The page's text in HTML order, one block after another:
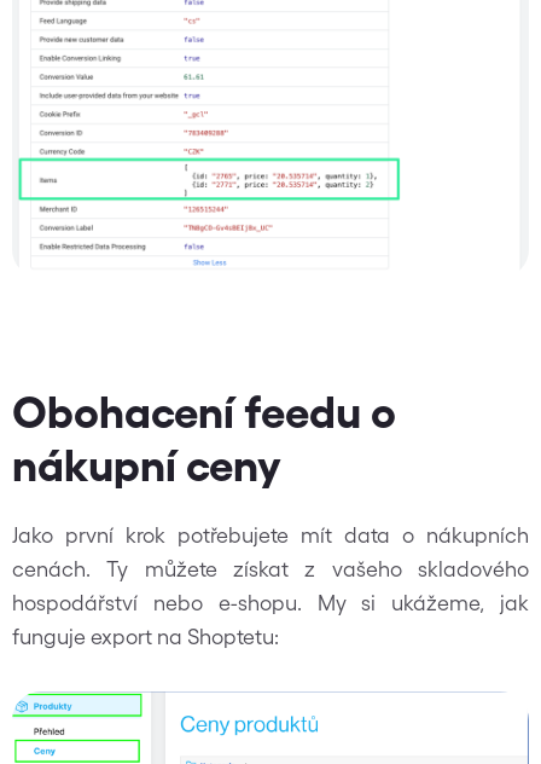
Obohacení feedu o
nákupní ceny
Jako první krok potřebujete mít data o nákupních
cenách. Ty můžete získat z vašeho skladového
hospodářství nebo e-shopu. My si ukážeme, jak
funguje export na Shoptetu: